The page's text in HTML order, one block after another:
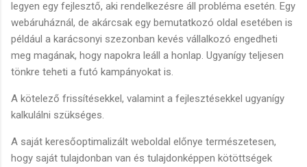
legyen egy fejlesztő, aki rendelkezésre áll probléma esetén. Egy
webáruháznál, de akárcsak egy bemutatkozó oldal esetében is
például a karácsonyi szezonban kevés vállalkozó engedheti
meg magának, hogy napokra leáll a honlap. Ugyanígy teljesen
tönkre teheti a futó kampányokat is.
A kötelező frissítésekkel, valamint a fejlesztésekkel ugyanígy
kalkulálni szükséges.
A saját keresőoptimalizált weboldal előnye természetesen,
hogy saját tulajdonban van és tulajdonképpen kötöttségek